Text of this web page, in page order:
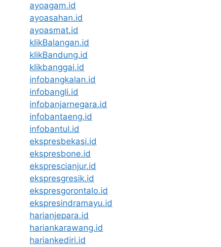
ayoagam.id
ayoasahan.id
ayoasmat.id
klikBalangan.id
klikBandung.id
klikbanggai.id
infobangkalan.id
infobangli.id
infobanjarnegara.id
infobantaeng.id
infobantul.id
ekspresbekasi.id
ekspresbone.id
eksprescianjur.id
ekspresgresik.id
ekspresgorontalo.id
ekspresindramayu.id
harianjepara.id
hariankarawang.id
hariankediri.id